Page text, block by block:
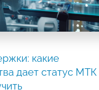
какие
дает статус МТК